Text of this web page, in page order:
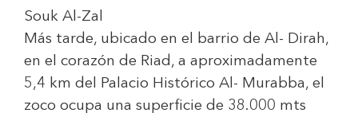
Souk Al-Zal
Más tarde, ubicado en el barrio de Al- Dirah,
en el corazón de Riad, a aproximadamente
5,4 km del Palacio Histórico Al- Murabba, el
zoco ocupa una superficie de 38.000 mts